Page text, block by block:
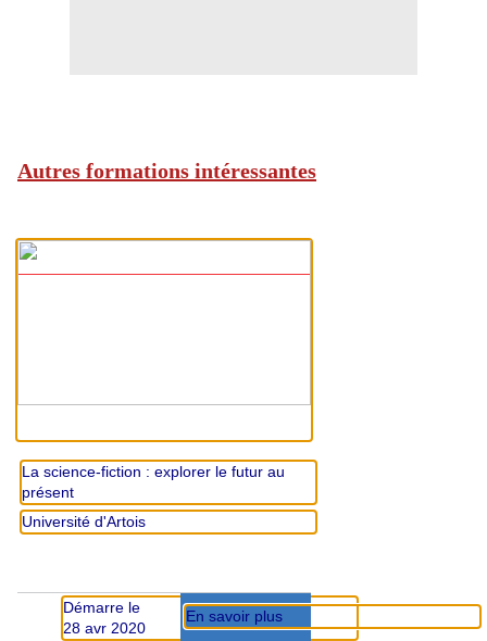
Autres formations intéressantes
La science-fiction : explorer le futur au
présent
Université d'Artois
Démarre le
28 avr 2020
En savoir plus